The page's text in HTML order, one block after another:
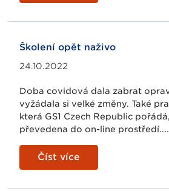
Školení opět naživo
24.10.2022
Doba covidová dala zabrat
vyžádala si velké změny. Také
která GS1 Czech Republic
převedena do on-line prostředí....
Číst více